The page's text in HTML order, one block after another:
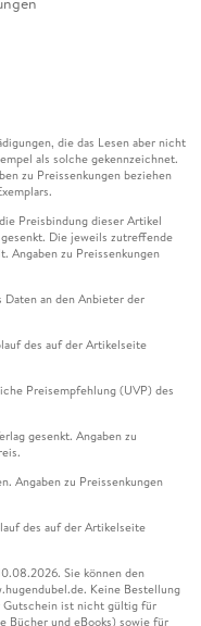
die das Lesen aber nicht
als solche gekennzeichnet.
zu Preissenkungen beziehen
Preisbindung dieser Artikel
Die jeweils zutreffende
Angaben zu Preissenkungen
an den Anbieter der
des auf der Artikelseite
Preisempfehlung (UVP) des
gesenkt. Angaben zu
Angaben zu Preissenkungen
des auf der Artikelseite
Sie können den
Keine Bestellung
Gutschein ist nicht gültig für
Bücher und eBooks) sowie für